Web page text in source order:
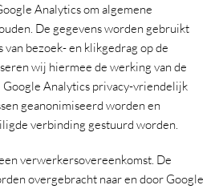
Analytics om algemene
De gegevens worden gebruikt
van bezoek- en klikgedrag op de
wij hiermee de werking van de
Analytics privacy-vriendelijk
geanonimiseerd worden en
verbinding gestuurd worden.
verwerkersovereenkomst. De
overgebracht naar en door Google